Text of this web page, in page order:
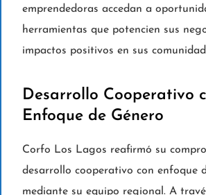
emprendedoras accedan a
herramientas que potencien sus
impactos positivos en sus
Desarrollo Cooperativo
Enfoque de Género
Corfo Los Lagos reafirmó su
desarrollo cooperativo con enfoque
mediante su equipo regional. A